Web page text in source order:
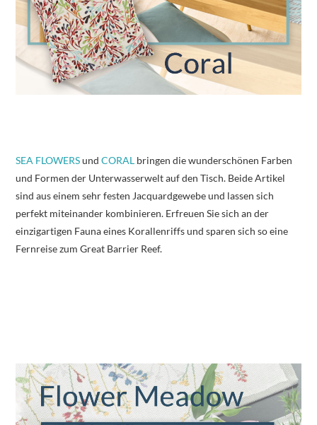
SEA FLOWERSundCORAL bringen die wunderschönen Farben
und Formen der Unterwasserwelt auf den Tisch. Beide Artikel
sind aus einem sehr festen Jacquardgewebe und lassen sich
perfekt miteinander kombinieren. Erfreuen Sie sich an der
einzigartigen Fauna eines Korallenriffs und sparen sich so eine
Fernreise zum Great Barrier Reef.